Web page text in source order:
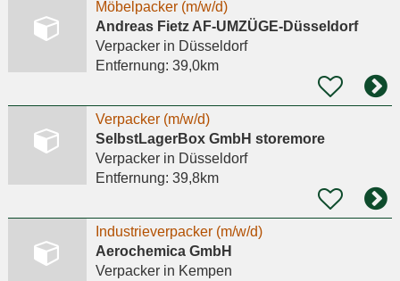
Möbelpacker (m/w/d)
Andreas Fietz AF-UMZÜGE-Düsseldorf
Verpackerin Düsseldorf
Entfernung: 39,0km
Verpacker (m/w/d)
SelbstLagerBox GmbH storemore
Verpackerin Düsseldorf
Entfernung: 39,8km
Industrieverpacker (m/w/d)
Aerochemica GmbH
Verpackerin Kempen